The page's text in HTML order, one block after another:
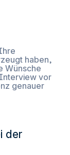
haben,
Wünsche
vor
genauer
der